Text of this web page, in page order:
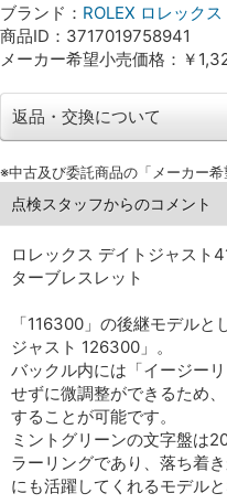
ブランド： ROLEX ロレックス
商品ID：3717019758941
メーカー希望小売価格：￥
返品・交換について
※中古及び委託商品の「メーカー
点検スタッフからのコメント
ロレックス デイトジャスト
ターブレスレット
「116300」の後継モデル
ジャスト 126300」。
バックル内には「イージー
せずに微調整ができるため
することが可能です。
ミントグリーンの文字盤は
ラーリングであり、落ち着
にも活躍してくれるモデルと